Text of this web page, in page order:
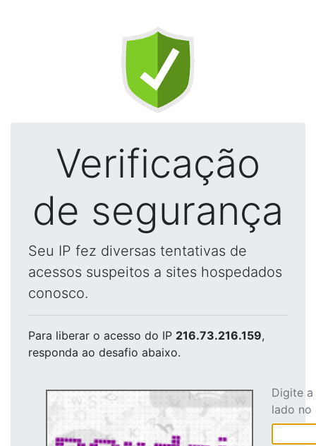
Verificação
de segurança
Seu IP fez diversas tentativas de
acessos suspeitos a sites hospedados
conosco.
Para liberar o acesso do IP 216.73.216.159,
responda ao desafio abaixo.
Digite
lado no